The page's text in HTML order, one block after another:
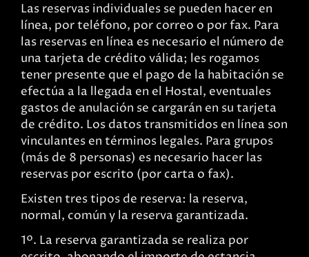
Las reservas individuales se pueden hacer en
línea, por teléfono, por correo o por fax. Para
las reservas en línea es necesario el número de
una tarjeta de crédito válida; les rogamos
tener presente que el pago de la habitación se
efectúa a la llegada en el Hostal, eventuales
gastos de anulación se cargarán en su tarjeta
de crédito. Los datos transmitidos en línea son
vinculantes en términos legales. Para grupos
(más de 8 personas) es necesario hacer las
reservas por escrito (por carta o fax).
Existen tres tipos de reserva: la reserva,
normal, común y la reserva garantizada.
1º. La reserva garantizada se realiza por